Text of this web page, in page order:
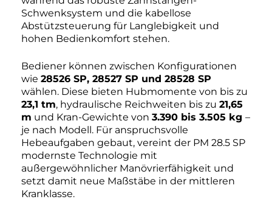
Schwenksystem und die kabellose
Abstützsteuerung für Langlebigkeit und
hohen Bedienkomfort stehen.
Bediener können zwischen Konfigurationen
wie 28526 SP, 28527 SP und 28528 SP
wählen. Diese bieten Hubmomente von bis zu
23,1 tm, hydraulische Reichweiten bis zu 21,65
m und Kran-Gewichte von 3.390 bis 3.505 kg –
je nach Modell. Für anspruchsvolle
Hebeaufgaben gebaut, vereint der PM 28.5 SP
modernste Technologie mit
außergewöhnlicher Manövrierfähigkeit und
setzt damit neue Maßstäbe in der mittleren
Kranklasse.